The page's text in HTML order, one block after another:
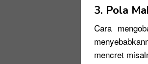
3. Pola
Cara
mencret